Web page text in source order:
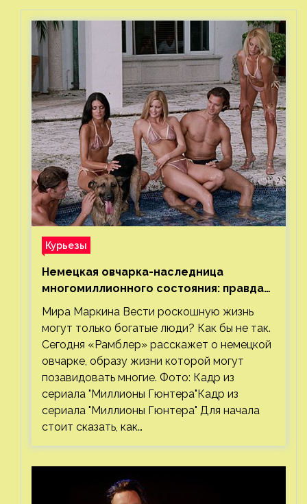
Курьезы
Немецкая овчарка-наследница
многомиллионного состояния: правда
или миф
Мира Маркина Вести роскошную жизнь
могут только богатые люди? Как бы не так.
Сегодня «Рамблер» расскажет о немецкой
овчарке, образу жизни которой могут
позавидовать многие. Фото: Кадр из
сериала "Миллионы Гюнтера"Кадр из
сериала "Миллионы Гюнтера" Для начала
стоит сказать, как…